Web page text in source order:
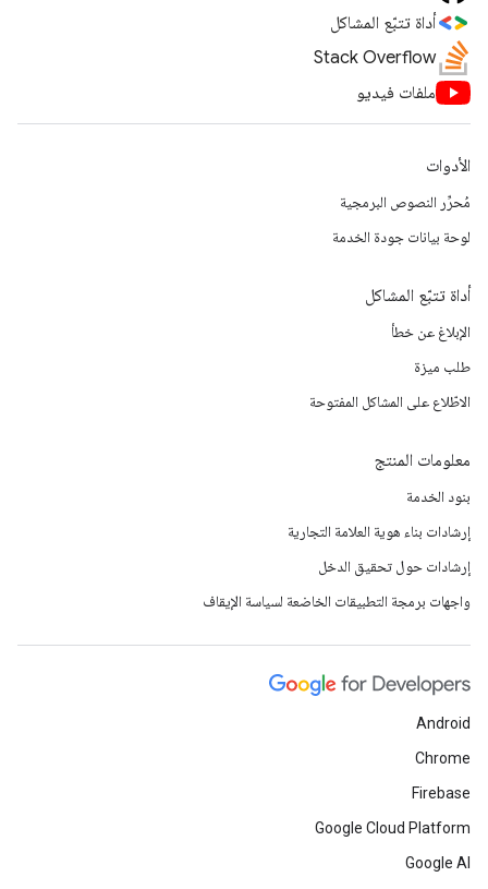
أداة تتبّع المشاكل
Stack Overflow
ملفات فيديو
الأدوات
مُحرِّر النصوص البرمجية
لوحة بيانات جودة الخدمة
أداة تتبّع المشاكل
الإبلاغ عن خطأ
طلب ميزة
الاطّلاع على المشاكل المفتوحة
معلومات المنتج
بنود الخدمة
إرشادات بناء هوية العلامة التجارية
إرشادات حول تحقيق الدخل
واجهات برمجة التطبيقات الخاضعة لسياسة الإيقاف
Android
Chrome
Firebase
Google Cloud Platform
Google AI